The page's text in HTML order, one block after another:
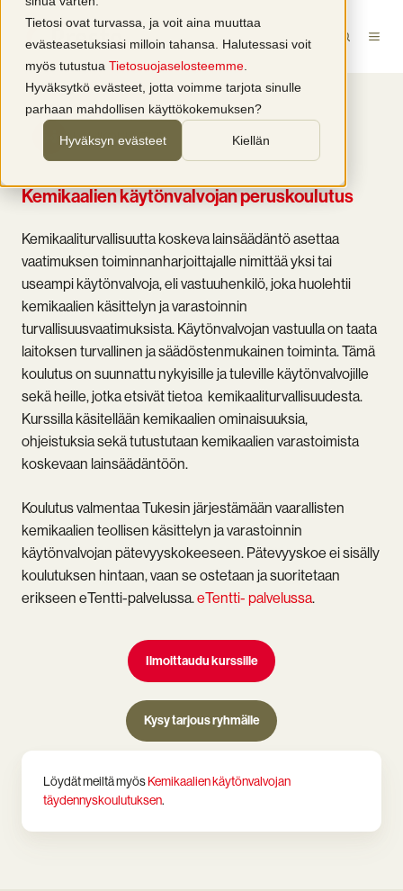
Tietosi ovat turvassa, ja voit aina muuttaa
evästeasetuksiasi milloin tahansa. Halutessasi voit
myös tutustua Tietosuojaselosteemme
Hyväksytkö evästeet, jotta voimme tarjota sinulle
parhaan mahdollisen käyttökokemuksen?
Hyväksyn evästeet Kiellän
LÄHIKOULUTUS
Kemikaalien käytönvalvojan peruskoulutus
Kemikaaliturvallisuutta koskeva lainsäädäntö asettaa
vaatimuksen toiminnanharjoittajalle nimittää yksi tai
useampi käytönvalvoja, eli vastuuhenkilö, joka huolehtii
kemikaalien käsittelyn ja varastoinnin
turvallisuusvaatimuksista. Käytönvalvojan vastuulla on taata
laitoksen turvallinen ja säädöstenmukainen toiminta. Tämä
koulutus on suunnattu nykyisille ja tuleville käytönvalvojille
sekä heille, jotka etsivät tietoa kemikaaliturvallisuudesta.
Kurssilla käsitellään kemikaalien ominaisuuksia,
ohjeistuksia sekä tutustutaan kemikaalien varastoimista
koskevaan lainsäädäntöön.
Koulutus valmentaa Tukesin järjestämään vaarallisten
kemikaalien teollisen käsittelyn ja varastoinnin
käytönvalvojan pätevyyskokeeseen. Pätevyyskoe ei sisälly
koulutuksen hintaan, vaan se ostetaan ja suoritetaan
erikseen eTentti-palvelussa.eTentti- palvelussa.
Ilmoittaudu kurssille
Kysy tarjous ryhmälle
Löydät meiltä myösKemikaalien käytönvalvojan
täydennyskoulutuksen.